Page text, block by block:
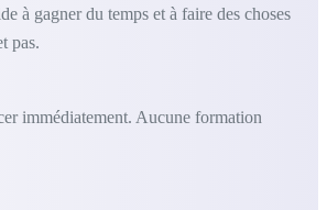
à gagner du temps et à faire des choses
pas.
immédiatement. Aucune formation